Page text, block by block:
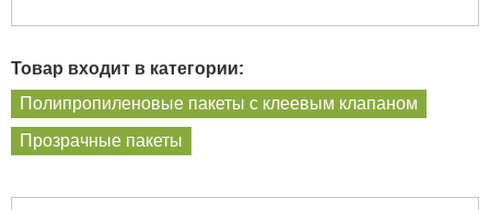
Товар входит в категории:
Полипропиленовые пакеты с клеевым клапаном
Прозрачные пакеты